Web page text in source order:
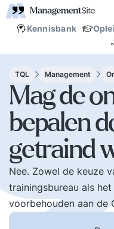
Kennisbank
TQL Management
Mag de
bepalen
getraind
Nee. Zowel de keuze
trainingsbureau als
voorbehouden aan de